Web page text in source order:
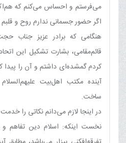
می‌فرستم و احساس می‌کنم که
اگر حضور جسمانی ندارم روح و
هنگامی که برادر عزیز جناب
قائم‌مقامی، بشارت تشکیل این
کردم گمشده‌ای داشتم و آن را پیدا
آینده مکتب اهل‌بیت علیهم‌السلام
ساخت.
در اینجا لازم می‌دانم نکاتی را
نخست اینکه: اسلام دین تفاهم